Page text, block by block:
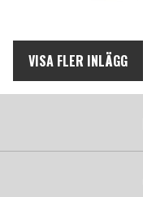
VISA FLER INLÄGG